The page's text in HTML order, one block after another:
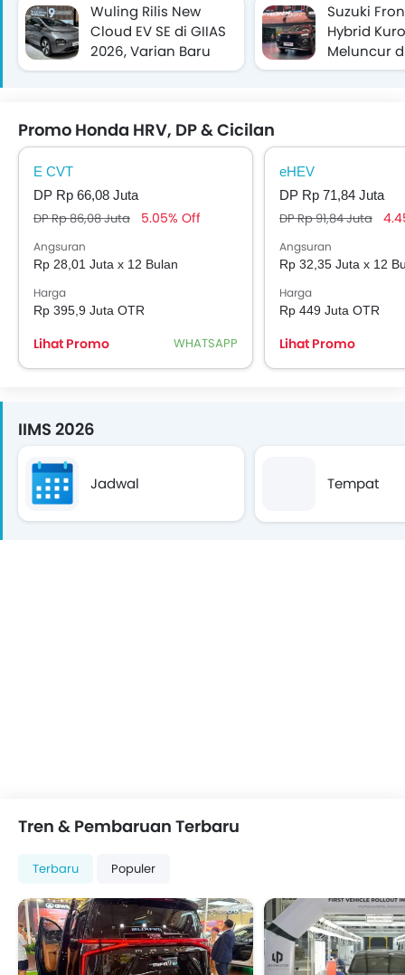
Wuling Rilis New
Cloud EV SE di GIIAS
2026, Varian Baru
yang Lebih Murah
Suzuki
Hybrid
Meluncur
2026, Kian
Promo Honda HRV, DP & Cicilan
E CVT
DP Rp 66,08 Juta
DP Rp 86,08 Juta 5.05% Off
Angsuran
Rp 28,01 Juta x 12 Bulan
Harga
Rp 395,9 Juta OTR
Lihat Promo WHATSAPP
eHEV
DP Rp 71,84 Juta
DP Rp 91,84 Juta
Angsuran
Rp 32,35 Juta x 12
Harga
Rp 449 Juta OTR
Lihat Promo
IIMS 2026
Jadwal Tempat
Tren & Pembaruan Terbaru
Terbaru Populer